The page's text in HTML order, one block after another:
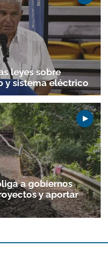
leyes sobre
y sistema eléctrico
a gobiernos
y aportar